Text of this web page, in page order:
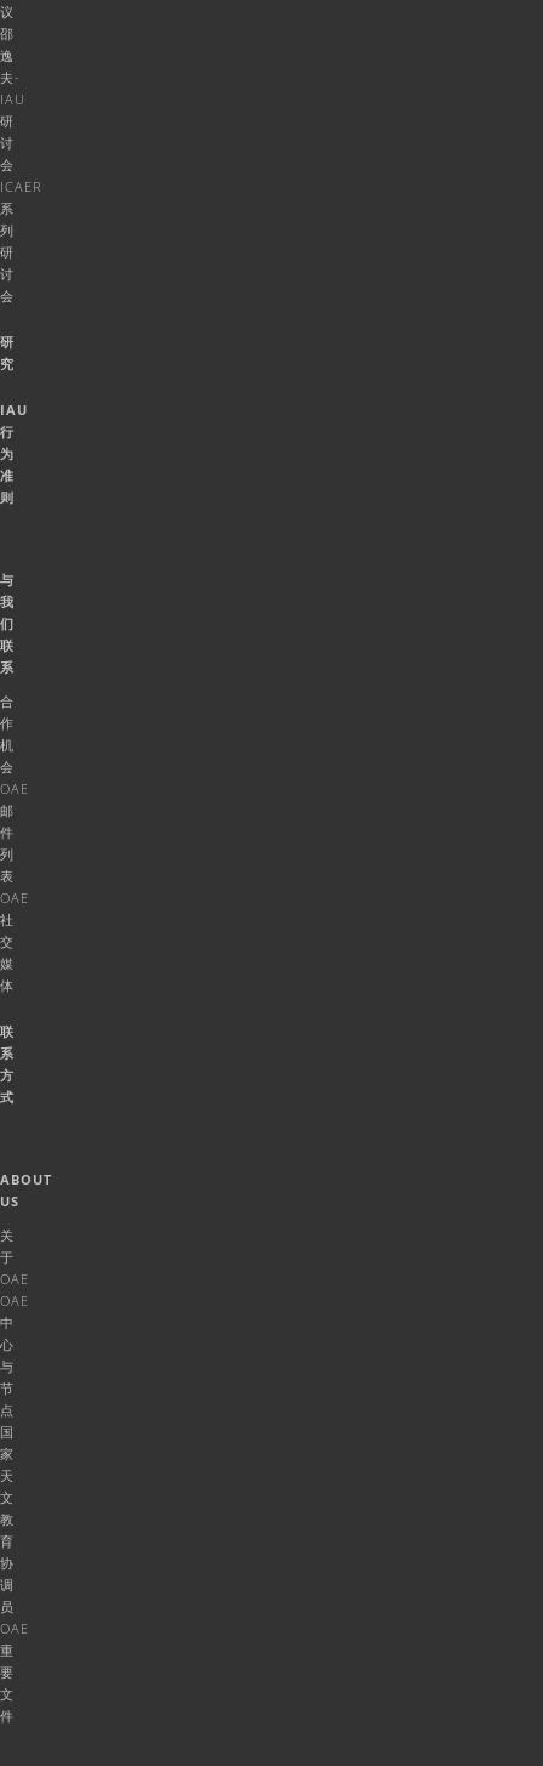
议
邵
逸
夫-
IAU
研
讨
会
ICAER
系
列
研
讨
会
研
究
IAU
行
为
准
则
与
我
们
联
系
合
作
机
会
OAE
邮
件
列
表
OAE
社
交
媒
体
联
系
方
式
ABOUT
US
关
于
OAE
OAE
中
心
与
节
点
国
家
天
文
教
育
协
调
员
OAE
重
要
文
件